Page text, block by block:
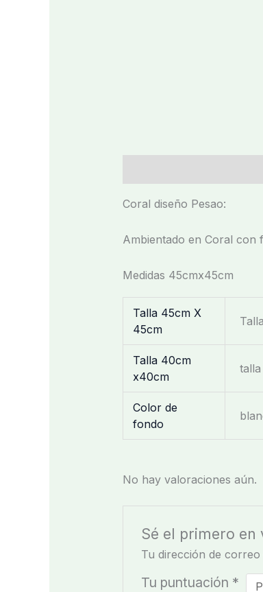
Coral diseño Pesao:
Ambientado en Coral con
Medidas 45cmx45cm
Talla 45cm X
45cm
Talla 40cm
x40cm
Color de
fondo
No hay valoraciones aún.
Sé el primero en
Tu dirección de
Tu puntuación *